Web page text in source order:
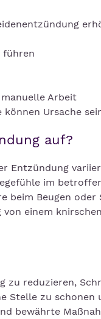
führen
Arbeit
Ursache
auf?
Entzündung
im
beim Beugen oder
einem
zu reduzieren,
Stelle zu schonen
bewährte